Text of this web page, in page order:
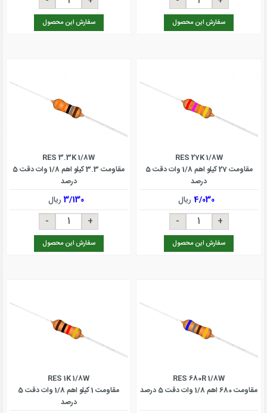
سفارش این محصول سفارش این محصول
RES 27K 1/8W
مقاومت 27 کیلو اهم 1/8 وات دقت 5
درصد
4/030ریال
سفارش این محصول
RES 3.3K 1/8W
مقاومت 3.3 کیلو اهم 1/8 وات دقت 5
درصد
3/130ریال
سفارش این محصول
RES 680R 1/8W
مقاومت 680 اهم 1/8 وات دقت 5 درصد
RES 1K 1/8W
مقاومت 1 کیلو اهم 1/8 وات دقت 5
درصد